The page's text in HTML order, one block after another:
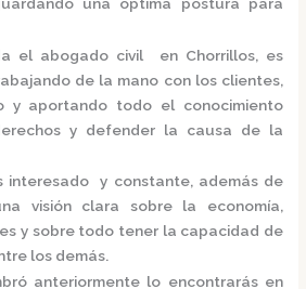
una óptima postura para
el abogado civil en Chorrillos, es
de la mano con los clientes,
y aportando todo el conocimiento
y defender la causa de la
interesado y constante, además de
visión clara sobre la economía,
y sobre todo tener la capacidad de
los demás.
anteriormente lo encontrarás en